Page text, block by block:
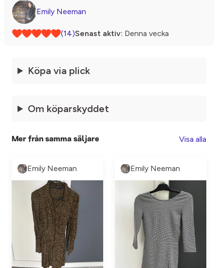
Emily Neeman
(14)Senast aktiv: Denna vecka
Köpa via plick
Om köparskyddet
Mer från samma säljare Visa alla
Emily Neeman Emily Neeman